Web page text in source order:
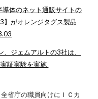
体のネット通販サイトの
】がオレンジタグス製品
ジェムアルトの3社は、
証実験を実施
省庁の職員向けにＩＣカ